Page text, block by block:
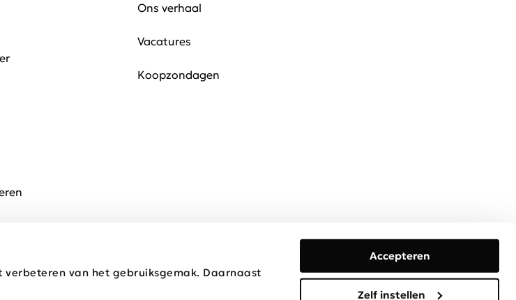
verbeteren van het gebruiksgemak. Daarnaast
Accepteren
Zelf instellen
Ons verhaal
Vacatures
Koopzondagen
Privacy & Cookies Disclaimer